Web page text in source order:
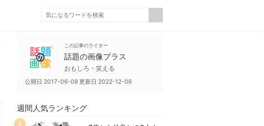
この記事のライター
話題の画像プラス
おもしろ・笑える
公開日 2017-06-08 更新日 2022-12-06
週間人気ランキング
1